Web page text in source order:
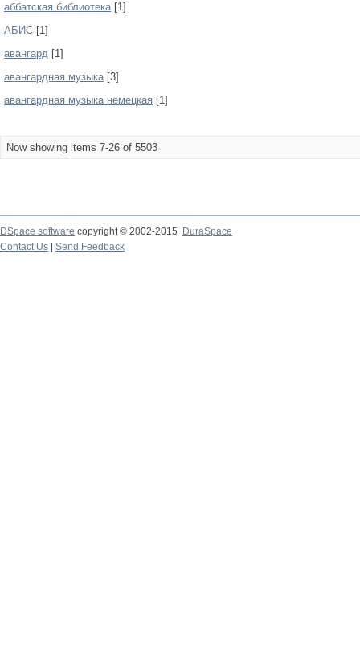
аббатская библиотека[1]
АБИС [1]
авангард [1]
авангардная музыка[3]
авангардная музыка немецкая [1]
Now showing items 7-26 of 5503
DSpace software copyright © 2002-2015
DuraSpace
Contact Us
Send Feedback